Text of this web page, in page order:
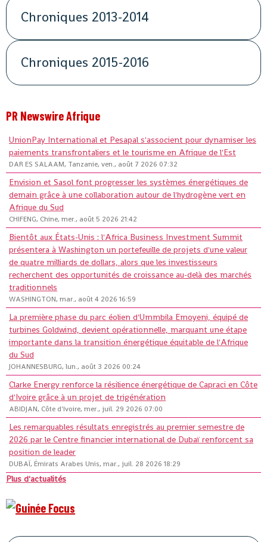
Chroniques 2013-2014
Chroniques 2015-2016
PR Newswire Afrique
UnionPay International et Pesapal s'associent pour dynamiser les
paiements transfrontaliers et le tourisme en Afrique de l'Est
DAR ES SALAAM, Tanzanie, ven., août 7 2026 07:32
Envision et Sasol font progresser les systèmes énergétiques de
demain grâce à une collaboration autour de l'hydrogène vert en
Afrique du Sud
CHIFENG, Chine, mer., août 5 2026 21:42
Bientôt aux États-Unis : l'Africa Business Investment Summit
présentera à Washington un portefeuille de projets d'une valeur
de quatre milliards de dollars, alors que les investisseurs
recherchent des opportunités de croissance au-delà des marchés
traditionnels
WASHINGTON, mar., août 4 2026 16:59
La première phase du parc éolien d'Ummbila Emoyeni, équipé de
turbines Goldwind, devient opérationnelle, marquant une étape
importante dans la transition énergétique équitable de l'Afrique
du Sud
JOHANNESBURG, lun., août 3 2026 00:24
Clarke Energy renforce la résilience énergétique de Capraci en Côte
d'Ivoire grâce à un projet de trigénération
ABIDJAN, Côte d'Ivoire, mer., juil. 29 2026 07:00
Les remarquables résultats enregistrés au premier semestre de
2026 par le Centre financier international de Dubaï renforcent sa
position de leader
DUBAÏ, Émirats Arabes Unis, mar., juil. 28 2026 18:29
Plus d'actualités